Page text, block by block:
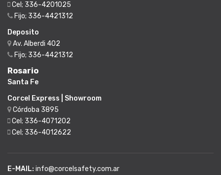
Cel; 336-4201025
Fijo; 336-4421312
Deposito
Av. Alberdi 402
Fijo; 336-4421312
Rosario
Santa Fe
Corcel Express | Showroom
Córdoba 3895
Cel; 336-4071202
Cel; 336-4012622
E-MAIL: info@corcelsafety.com.ar